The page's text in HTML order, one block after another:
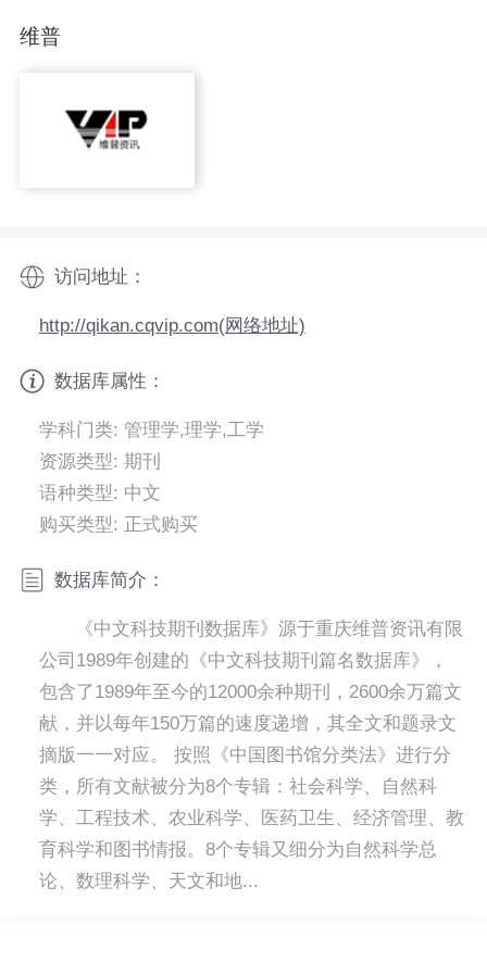
维普
访问地址：
http://qikan.cqvip.com(网络地址)
数据库属性：
学科门类: 管理学,理学,工学
资源类型: 期刊
语种类型: 中文
购买类型: 正式购买
数据库简介：
《中文科技期刊数据库》源于重庆维普资讯有限
公司1989年创建的《中文科技期刊篇名数据库》，
包含了1989年至今的12000余种期刊，2600余万篇文
献，并以每年150万篇的速度递增，其全文和题录文
摘版一一对应。 按照《中国图书馆分类法》进行分
类，所有文献被分为8个专辑：社会科学、自然科
学、工程技术、农业科学、医药卫生、经济管理、教
育科学和图书情报。8个专辑又细分为自然科学总
论、数理科学、天文和地...